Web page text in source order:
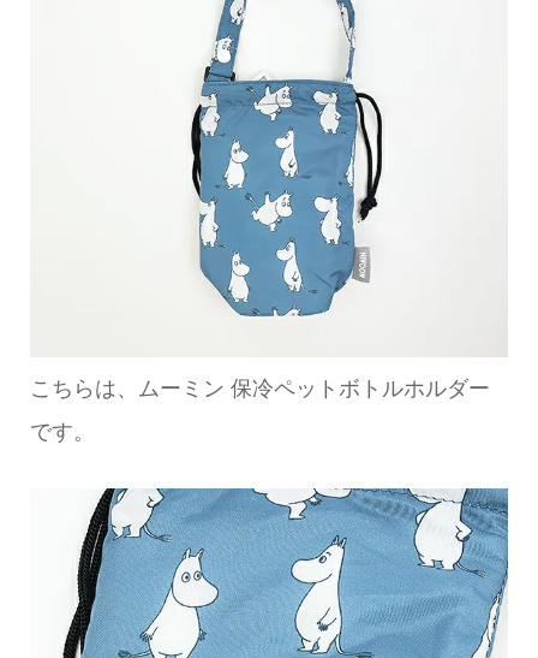
こちらは、ムーミン 保冷ペットボトルホルダー
です。